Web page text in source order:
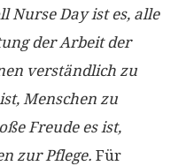
Nurse Day ist es, alle
der Arbeit der
verständlich zu
Menschen zu
Freude es ist,
zur Pflege. Für